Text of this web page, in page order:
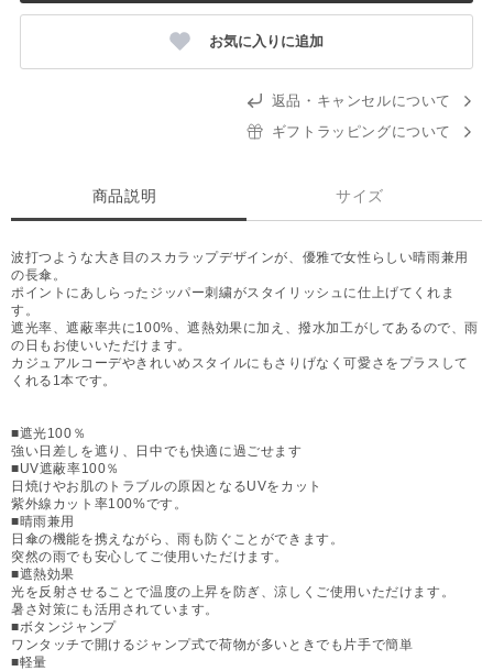
お気に入りに追加
返品・キャンセルについて
ギフトラッピングについて
商品説明 サイズ
波打つような大き目のスカラップデザインが、優雅で女性らしい晴雨兼用
の長傘。
ポイントにあしらったジッパー刺繍がスタイリッシュに仕上げてくれま
す。
遮光率、遮蔽率共に100%、遮熱効果に加え、撥水加工がしてあるので、雨
の日もお使いいただけます。
カジュアルコーデやきれいめスタイルにもさりげなく可愛さをプラスして
くれる1本です。
■遮光100％
強い日差しを遮り、日中でも快適に過ごせます
■UV遮蔽率100％
日焼けやお肌のトラブルの原因となるUVをカット
紫外線カット率100%です。
■晴雨兼用
日傘の機能を携えながら、雨も防ぐことができます。
突然の雨でも安心してご使用いただけます。
■遮熱効果
光を反射させることで温度の上昇を防ぎ、涼しくご使用いただけます。
暑さ対策にも活用されています。
■ボタンジャンプ
ワンタッチで開けるジャンプ式で荷物が多いときでも片手で簡単
■軽量